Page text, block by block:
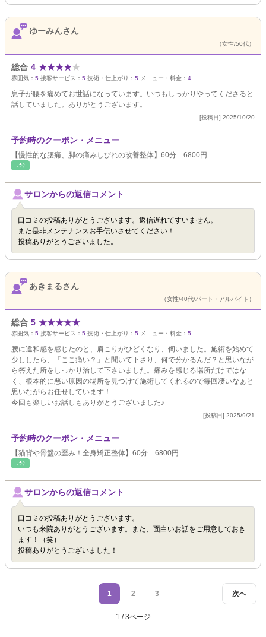
ゆーみんさん
（女性/50代）
総合 4 ★★★★★
雰囲気： 5 接客サービス： 5 技術・仕上がり： 5 メニュー・料金： 4
息子が腰を痛めてお世話になっています。いつもしっかりやってくださると
話していました。ありがとうございます。
[投稿日] 2025/10/20
予約時のクーポン・メニュー
【慢性的な腰痛、脚の痛みしびれの改善整体】60分 6800円
ﾘﾗｸ
サロンからの返信コメント
口コミの投稿ありがとうございます。返信遅れてすいません。
また是非メンテナンスお手伝いさせてください！
投稿ありがとうございました。
あきまるさん
（女性/40代/パート・アルバイト）
総合 5 ★★★★★
雰囲気： 5 接客サービス： 5 技術・仕上がり： 5 メニュー・料金： 5
腰に違和感を感じたのと、肩こりがひどくなり、伺いました。施術を始めて
少ししたら、「ここ痛い？」と聞いて下さり、何で分かるんだ？と思いなが
ら答えた所をしっかり治して下さいました。痛みを感じる場所だけではな
く、根本的に悪い原因の場所を見つけて施術してくれるので毎回凄いなぁと
思いながらお任せしています！
今回も楽しいお話しもありがとうございました♪
[投稿日] 2025/9/21
予約時のクーポン・メニュー
【猫背や骨盤の歪み！全身矯正整体】60分 6800円
ﾘﾗｸ
サロンからの返信コメント
口コミの投稿ありがとうございます。
いつも来院ありがとうございます。また、面白いお話をご用意しておき
ます！（笑）
投稿ありがとうございました！
次へ
1 2 3
1 / 3ページ